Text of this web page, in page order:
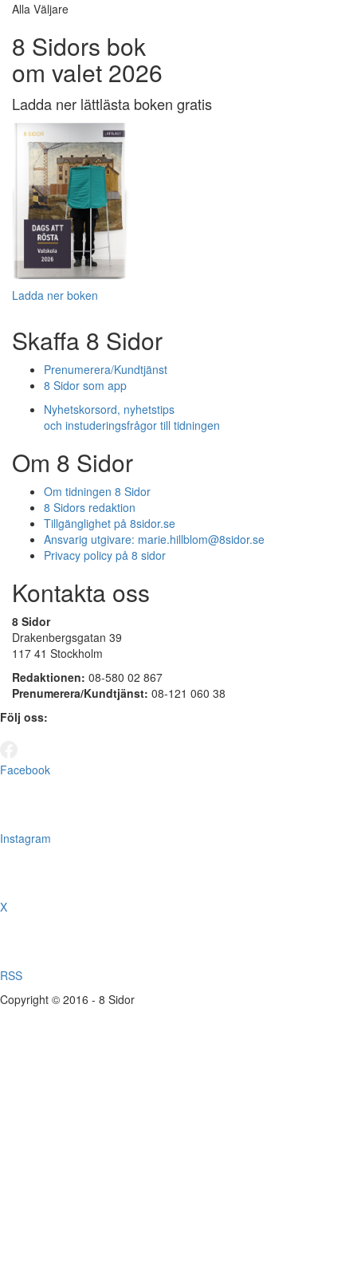
Alla Väljare
8 Sidors bok
om valet 2026
Ladda ner lättlästa boken gratis
Ladda ner boken
Skaffa 8 Sidor
Prenumerera/Kundtjänst
8 Sidor som app
Nyhetskorsord, nyhetstips
och instuderingsfrågor till tidningen
Om 8 Sidor
Om tidningen 8 Sidor
8 Sidors redaktion
Tillgänglighet på 8sidor.se
Ansvarig utgivare: marie.hillblom@8sidor.se
Privacy policy på 8 sidor
Kontakta oss
8 Sidor
Drakenbergsgatan 39
117 41 Stockholm
Redaktionen: 08-580 02 867
Prenumerera/Kundtjänst: 08-121 060 38
Följ oss:
Facebook
Instagram
X
RSS
Copyright © 2016 - 8 Sidor